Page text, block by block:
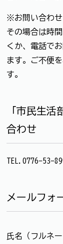
※お問い合わせ
その場合は時
くか、電話で
ます。ご不便
す。
「市民生
合わせ
TEL.0776-53-
メールフォ
氏名（フルネ